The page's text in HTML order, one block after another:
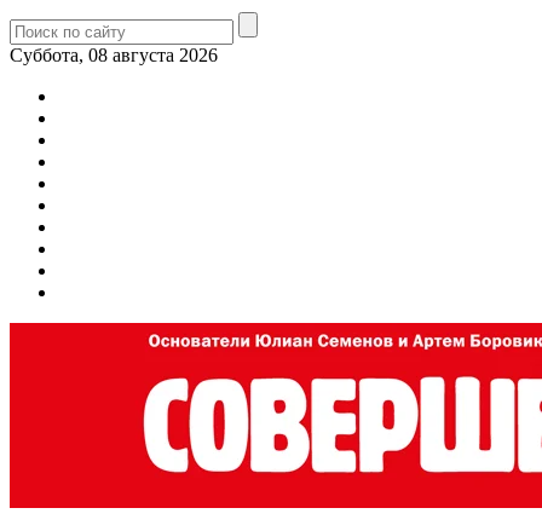
Суббота, 08 августа 2026